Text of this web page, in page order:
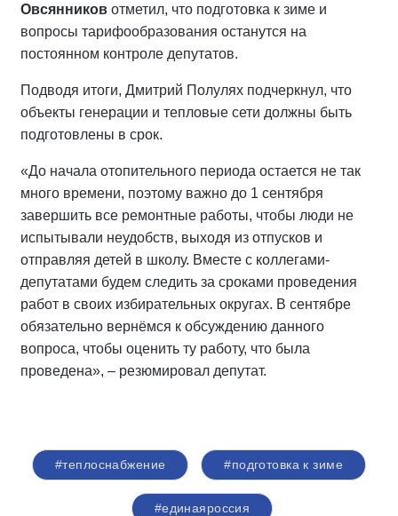
Овсянников отметил, что подготовка к зиме и
вопросы тарифообразования останутся на
постоянном контроле депутатов.
Подводя итоги, Дмитрий Полулях подчеркнул, что
объекты генерации и тепловые сети должны быть
подготовлены в срок.
«До начала отопительного периода остается не так
много времени, поэтому важно до 1 сентября
завершить все ремонтные работы, чтобы люди не
испытывали неудобств, выходя из отпусков и
отправляя детей в школу. Вместе с коллегами-
депутатами будем следить за сроками проведения
работ в своих избирательных округах. В сентябре
обязательно вернёмся к обсуждению данного
вопроса, чтобы оценить ту работу, что была
проведена», – резюмировал депутат.
#теплоснабжение #подготовка к зиме
#единаяроссия